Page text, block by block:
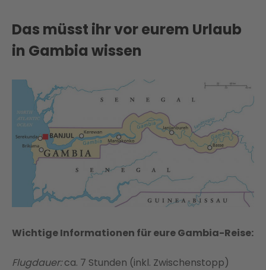
Das müsst ihr vor eurem Urlaub
in Gambia wissen
Wichtige Informationen für eure Gambia-Reise:
Flugdauer:ca. 7 Stunden (inkl. Zwischenstopp)